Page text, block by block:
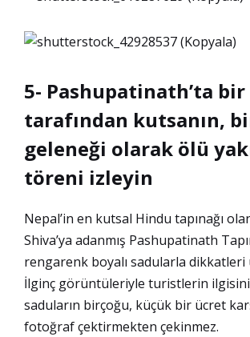
5- Pashupatinath’ta bir
tarafından kutsanın,
geleneği olarak ölü
töreni izleyin
Nepal’in en kutsal Hindu tapınağı
Shiva’ya adanmış Pashupatinath
rengarenk boyalı sadularla dikkatleri
İlginç görüntüleriyle turistlerin
saduların birçoğu, küçük bir ücret
fotoğraf çektirmekten çekinmez.